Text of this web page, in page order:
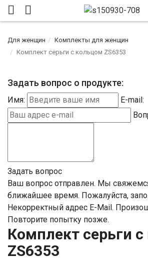
Для женщин
Комплекты для женщин
Комплект серьги с кольцом ZS6353
Задать вопрос о продукте:
Имя:
E-mail:
Задать вопрос
Ваш вопрос отправлен. Мы
ближайшее время. Пожалуйста,
Некорректный адрес E-Mail.
Повторите попытку позже.
Комплект серьги
ZS6353